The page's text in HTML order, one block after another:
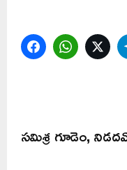
Facebook
సమిశ్ర గూడెం,